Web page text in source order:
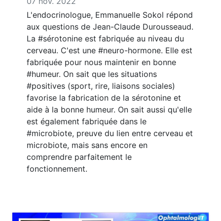
L'endocrinologue, Emmanuelle Sokol répond
aux questions de Jean-Claude Durousseaud.
La #sérotonine est fabriquée au niveau du
cerveau. C'est une #neuro-hormone. Elle est
fabriquée pour nous maintenir en bonne
#humeur. On sait que les situations
#positives (sport, rire, liaisons sociales)
favorise la fabrication de la sérotonine et
aide à la bonne humeur. On sait aussi qu'elle
est également fabriquée dans le
#microbiote, preuve du lien entre cerveau et
microbiote, mais sans encore en
comprendre parfaitement le
fonctionnement.